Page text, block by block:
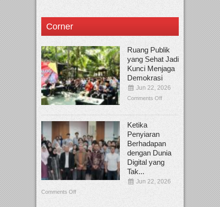
Corner
Ruang Publik
yang Sehat Jadi
Kunci Menjaga
Demokrasi
Jun 22, 2026
Comments Off
Ketika
Penyiaran
Berhadapan
dengan Dunia
Digital yang
Tak...
Jun 22, 2026
Comments Off